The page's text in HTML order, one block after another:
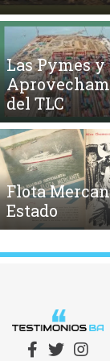
Las Pymes y
del TLC
Flota
Estado